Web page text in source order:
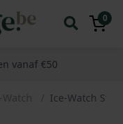
0
vanaf €50
Watch Ice-Watch